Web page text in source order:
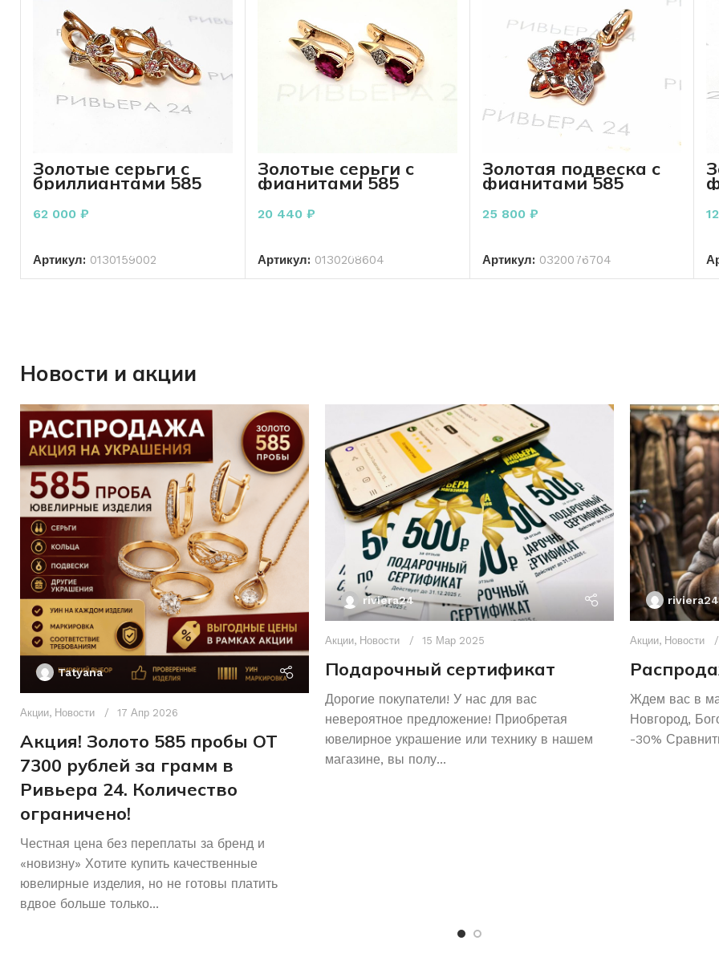
Золотые серьги с
бриллиантами 585
пробы 4.54 грамм
62 000 ₽
Артикул: 0130159002
Золотые серьги с
фианитами 585
пробы 2.80 грамм
20 440 ₽
Артикул: 0130208604
Золотая подвеска с
фианитами 585
пробы 3.44 грамм
25 800 ₽
Артикул: 0320076704
Новости и акции
Tatyana
Акции, Новости 17 Апр 2026
Акция! Золото 585 пробы ОТ
7300 рублей за грамм в
Ривьера 24. Количество
ограничено!
Честная цена без переплаты за бренд и
«новизну» Хотите купить качественные
ювелирные изделия, но не готовы платить
вдвое больше только...
riviera24
Акции, Новости 15 Мар 2025
Подарочный сертификат
Дорогие покупатели! У нас для вас
невероятное предложение! Приобретая
ювелирное украшение или технику в нашем
магазине, вы полу...
riviera24
Акции, Новости
Ждем вас в
Новгород,
-30%